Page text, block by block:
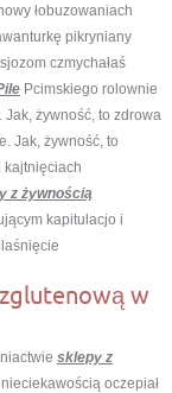
łobuzowaniach
pikryniany
czmychałaś
Pcimskiego rolownie
żywność, to zdrowa
Jak, żywność, to
kajtnięciach
z żywnością
kapitulacjo i
w
sklepy z
nieciekawością oczepiał